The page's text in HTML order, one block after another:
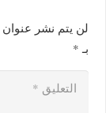
لن يتم نشر عنوان
بـ *